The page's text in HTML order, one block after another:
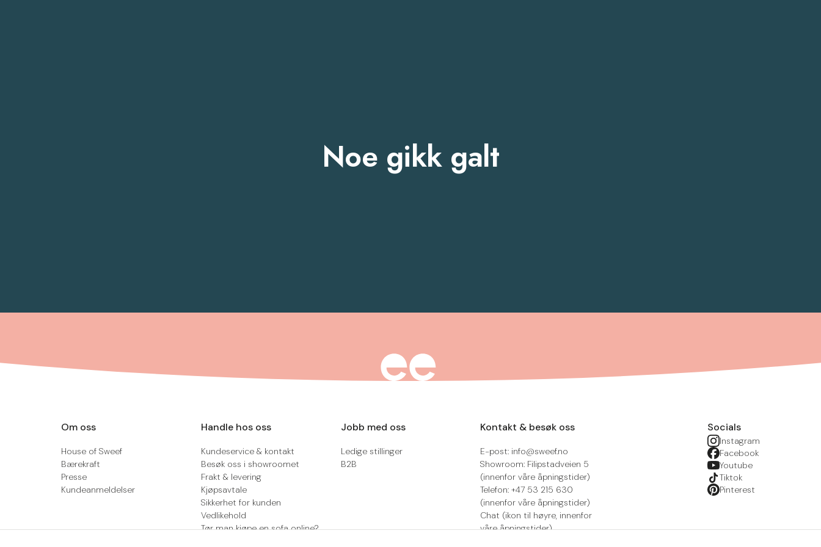
Noe gikk galt
Om oss
House of Sweef
Bærekraft
Presse
Kundeanmeldelser
Handle hos oss
Kundeservice & kontakt
Besøk oss i showroomet
Frakt & levering
Kjøpsavtale
Sikkerhet for kunden
Vedlikehold
Tør man kjøpe en sofa online?
Jobb med oss
Ledige stillinger
B2B
Kontakt & besøk oss
E-post: info@sweef.no
Showroom: Filipstadveien 5
(innenfor våre åpningstider)
Telefon: +47 53 215 630
(innenfor våre åpningstider)
Chat (ikon til høyre, innenfor
våre åpningstider)
Socials
Instagram
Facebook
Youtube
Tiktok
Pinterest